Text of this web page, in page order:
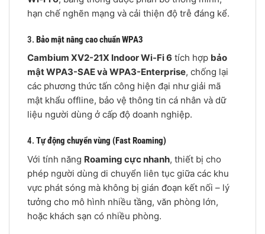
hạn chế nghẽn mạng và cải thiện độ trễ đáng kể.
3. Bảo mật nâng cao chuẩn WPA3
Cambium XV2-21X Indoor Wi-Fi 6 tích hợp bảo
mật WPA3-SAE và WPA3-Enterprise, chống lại
các phương thức tấn công hiện đại như giải mã
mật khẩu offline, bảo vệ thông tin cá nhân và dữ
liệu người dùng ở cấp độ doanh nghiệp.
4. Tự động chuyển vùng (Fast Roaming)
Với tính năng Roaming cực nhanh, thiết bị cho
phép người dùng di chuyển liên tục giữa các khu
vực phát sóng mà không bị gián đoạn kết nối – lý
tưởng cho mô hình nhiều tầng, văn phòng lớn,
hoặc khách sạn có nhiều phòng.